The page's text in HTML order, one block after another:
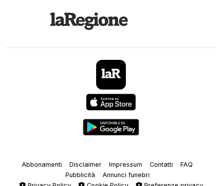
Abbonamenti Disclaimer Impressum Contatti
FAQ
Pubblicità
Annunci funebri